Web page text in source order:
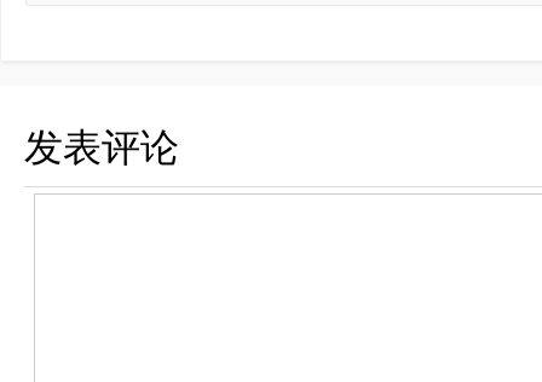
发表评论